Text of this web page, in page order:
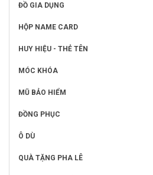
ĐỒ GIA DỤNG
HỘP NAME CARD
HUY HIỆU - THẺ TÊN
MÓC KHÓA
MŨ BẢO HIỂM
ĐỒNG PHỤC
Ô DÙ
QUÀ TẶNG PHA LÊ